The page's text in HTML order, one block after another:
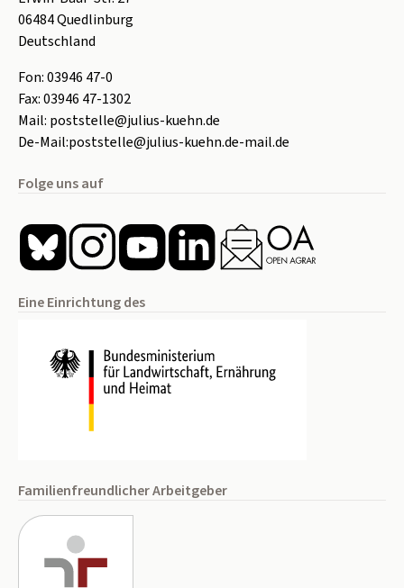
06484Quedlinburg
Deutschland
Fon:03946 47-0
Fax:03946 47-1302
Mail: poststelle@julius-kuehn.de
De-Mail:poststelle@julius-kuehn.de-mail.de
Folge uns auf
Eine Einrichtung des
Familienfreundlicher Arbeitgeber